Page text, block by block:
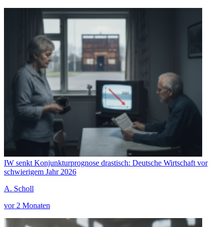
IW senkt Konjunkturprognose drastisch: Deutsche Wirtschaft vor
schwierigem Jahr 2026
A. Scholl
vor 2 Monaten